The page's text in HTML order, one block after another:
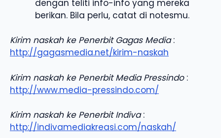
dengan teliti info-info yang mereka
berikan. Bila perlu, catat di notesmu.
Kirim naskah ke Penerbit Gagas Media:
http://gagasmedia.net/kirim-naskah
Kirim naskah ke Penerbit Media Pressindo:
http://www.media-pressindo.com/
Kirim naskah ke Penerbit Indiva:
http://indivamediakreasi.com/naskah/